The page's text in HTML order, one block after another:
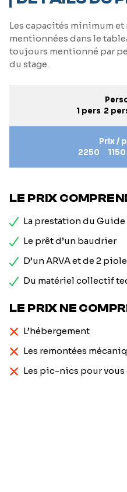
Les capacités minimum
mentionnées dans le
toujours mentionné par
du stage.
1 pers 2
Prix /
2250
1150
LE PRIX
La prestation du Guide
Le prêt d’un baudrier
D’un ARVA et de 2
Du matériel collectif
LE PRIX NE
L’hébergement
Les remontées
Les pic-nics pour vous